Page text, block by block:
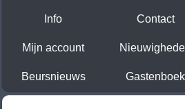
Info Contact
Mijn account
Beursnieuws Gastenboek